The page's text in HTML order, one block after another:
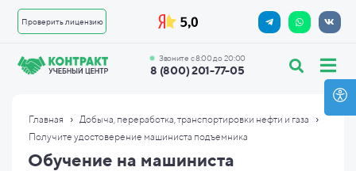
Проверить лицензию
8 (800) 201-77-05
Звоните с 8:00 до 20:00
Главная › Добыча, переработка, транспортировки нефти и газа ›
Получите удостоверение машиниста подъемника
Обучение на машиниста